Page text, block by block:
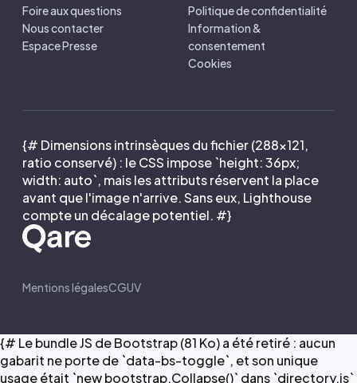
Foire aux questions
Nous contacter
Espace Presse
Politique de confidentialité
Information &
consentement
Cookies
{# Dimensions intrinsèques du fichier (288×121,
ratio conservé) : le CSS impose `height: 36px;
width: auto`, mais les attributs réservent la place
avant que l'image n'arrive. Sans eux, Lighthouse
compte un décalage potentiel. #}
Mentions légalesCGUV
{# Le bundle JS de Bootstrap (81 Ko) a été retiré : aucun
gabarit ne porte de `data-bs-toggle`, et son unique
usage était `new bootstrap.Collapse()` dans `directory.js`